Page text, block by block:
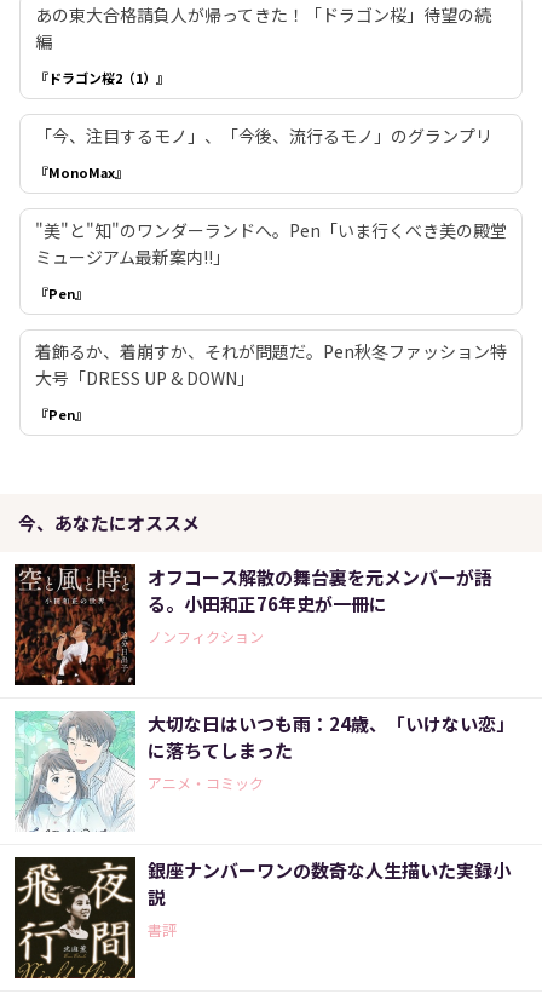
あの東大合格請負人が帰ってきた！「ドラゴン桜」待望の続
編
『ドラゴン桜2（1）』
「今、注目するモノ」、「今後、流行るモノ」のグランプリ
『MonoMax』
"美"と"知"のワンダーランドへ。Pen「いま行くべき美の殿堂
ミュージアム最新案内!!」
『Pen』
着飾るか、着崩すか、それが問題だ。Pen秋冬ファッション特
大号「DRESS UP & DOWN」
『Pen』
今、あなたにオススメ
オフコース解散の舞台裏を元メンバーが語
る。小田和正76年史が一冊に
ノンフィクション
大切な日はいつも雨：24歳、「いけない恋」
に落ちてしまった
アニメ・コミック
銀座ナンバーワンの数奇な人生描いた実録小
説
書評